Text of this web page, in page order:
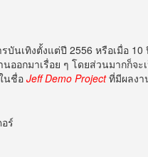
รบันเทิงตั้งแต่ปี 2556 หรือเมื่อ
ออกมาเรื่อย ๆ โดยส่วนมากก็จ
นชื่อ Jeff Demo Projectที่มีผลงา